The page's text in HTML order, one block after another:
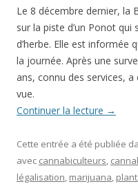
Le 8 décembre dernier, la
sur la piste d’un Ponot
d’herbe. Elle est informée
la journée. Après une
ans, connu des services,
vue.
Continuer la lecture →
Cette entrée a été publiée
avec cannabiculteurs,
légalisation, marijuana,